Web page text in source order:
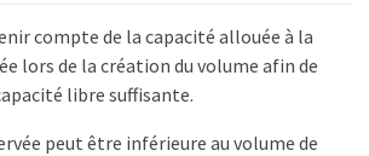
compte de la capacité allouée à la
lors de la création du volume afin de
libre suffisante.
peut être inférieure au volume de